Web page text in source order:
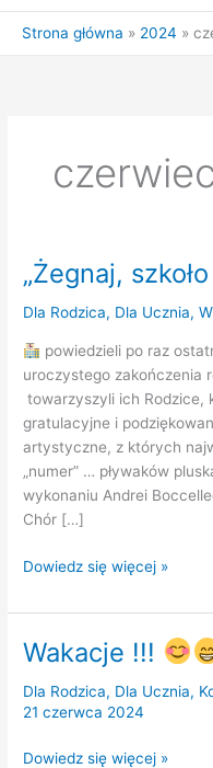
Strona główna 2024
„Żegnaj,
Dla Rodzica, Dla Ucznia,
powiedzieli po raz
uroczystego zakończenia
towarzyszyli ich Rodzice,
gratulacyjne i
artystyczne, z których
„numer” … pływaków
wykonaniu Andrei
Chór […]
„Żegnaj,
…”
Dowiedz się więcej »
Wakacje !!!
Dla Rodzica, Dla Ucznia,
21 czerwca 2024
Wakacje
Dowiedz się więcej »